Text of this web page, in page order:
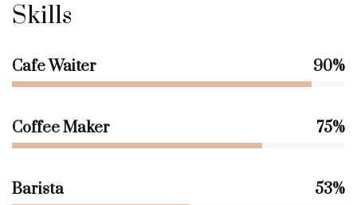
Skills
Cafe Waiter 90%
Coffee Maker 75%
Barista 53%